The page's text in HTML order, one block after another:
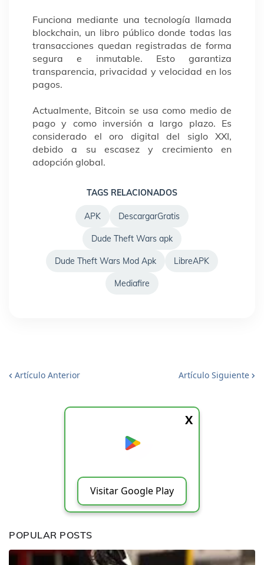
Funciona mediante una tecnología llamada
blockchain, un libro público donde todas las
transacciones quedan registradas de forma
segura e inmutable. Esto garantiza
transparencia, privacidad y velocidad en los
pagos.
Actualmente, Bitcoin se usa como medio de
pago y como inversión a largo plazo. Es
considerado el oro digital del siglo XXI,
debido a su escasez y crecimiento en
adopción global.
TAGS RELACIONADOS
APK DescargarGratis
Dude Theft Wars apk
Dude Theft Wars Mod Apk LibreAPK
Mediafire
Artículo Anterior Artículo Siguiente
X
Visitar Google Play
POPULAR POSTS